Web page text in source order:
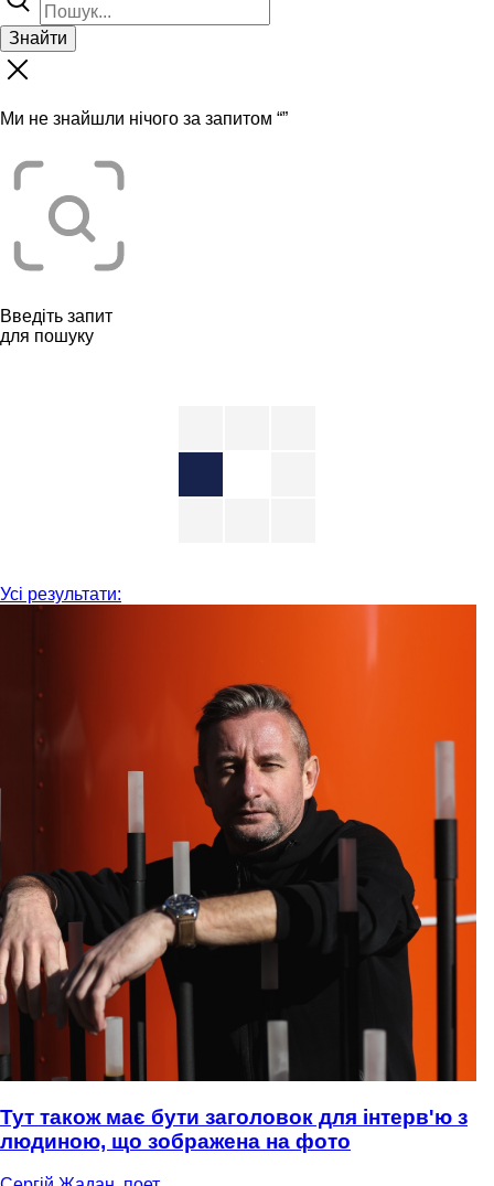
Знайти
Ми не знайшли нічого за запитом “”
Введіть запит
для пошуку
Усі результати:
Тут також має бути заголовок для інтерв'ю з
людиною, що зображена на фото